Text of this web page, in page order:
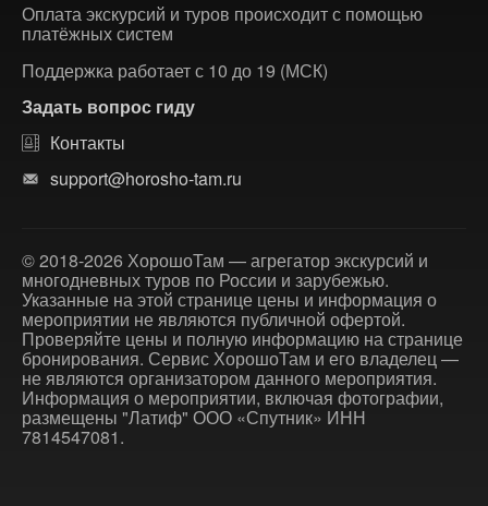
Оплата экскурсий и туров происходит с помощью
платёжных систем
Поддержка работает с 10 до 19 (МСК)
Задать вопрос гиду
Контакты
support@horosho-tam.ru
© 2018-2026 ХорошоТам — агрегатор экскурсий и
многодневных туров по России и зарубежью.
Указанные на этой странице цены и информация о
мероприятии не являются публичной офертой.
Проверяйте цены и полную информацию на странице
бронирования. Сервис ХорошоТам и его владелец —
не являются организатором данного мероприятия.
Информация о мероприятии, включая фотографии,
размещены "Латиф" ООО «Спутник» ИНН
7814547081.